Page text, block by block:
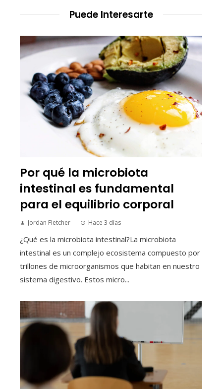
Puede Interesarte
Por qué la microbiota
intestinal es fundamental
para el equilibrio corporal
Jordan Fletcher Hace 3 días
¿Qué es la microbiota intestinal?La microbiota
intestinal es un complejo ecosistema compuesto por
trillones de microorganismos que habitan en nuestro
sistema digestivo. Estos micro...